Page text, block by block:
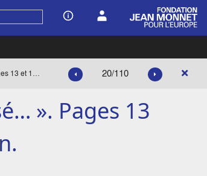
« Dans un mémorandum adressé… ». Pages 13 et 16 du travail de Henri Burgelin. 20/110
». Pages 13